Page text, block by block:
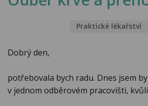
Praktické lékařství
Dobrý den,
potřebovala bych radu. Dnes jsem
v jednom odběrovém pracovišti,